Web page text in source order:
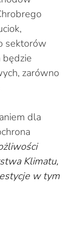
sektorów
zarówno
dla
Klimatu,
w tym